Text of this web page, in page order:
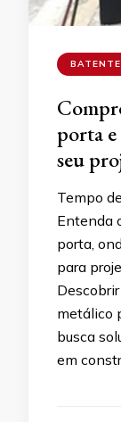
porta
seu
Tempo
Entenda
porta,
para
metálico
busca
em